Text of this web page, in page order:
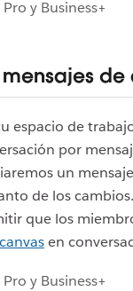
y Business+
espacio de
por
un
de los
que los
en
y Business+